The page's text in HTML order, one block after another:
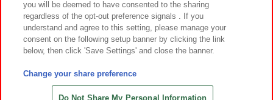
©Bandai Namco Amusement Inc.
©Bandai Namco Amusement Lab Inc.
©HANAYASHIKI Co., Ltd. All Rights Reserved.
you will be deemed to have consented to the sharing
regardless of the opt-out preference signals . If you
understand and agree to this setting, please manage your
consent on the following setup banner by clicking the link
below, then click 'Save Settings' and close the banner.
Change your share preference
Do Not Share My Personal Information